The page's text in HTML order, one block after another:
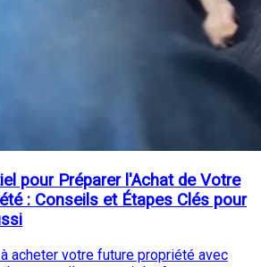
pour Préparer l'Achat de Votre
: Conseils et Étapes Clés pour
acheter votre future propriété avec